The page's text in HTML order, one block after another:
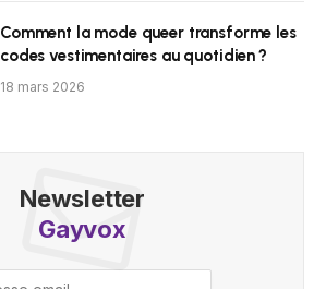
Comment la mode queer transforme les
codes vestimentaires au quotidien ?
18 mars 2026
Newsletter
Gayvox